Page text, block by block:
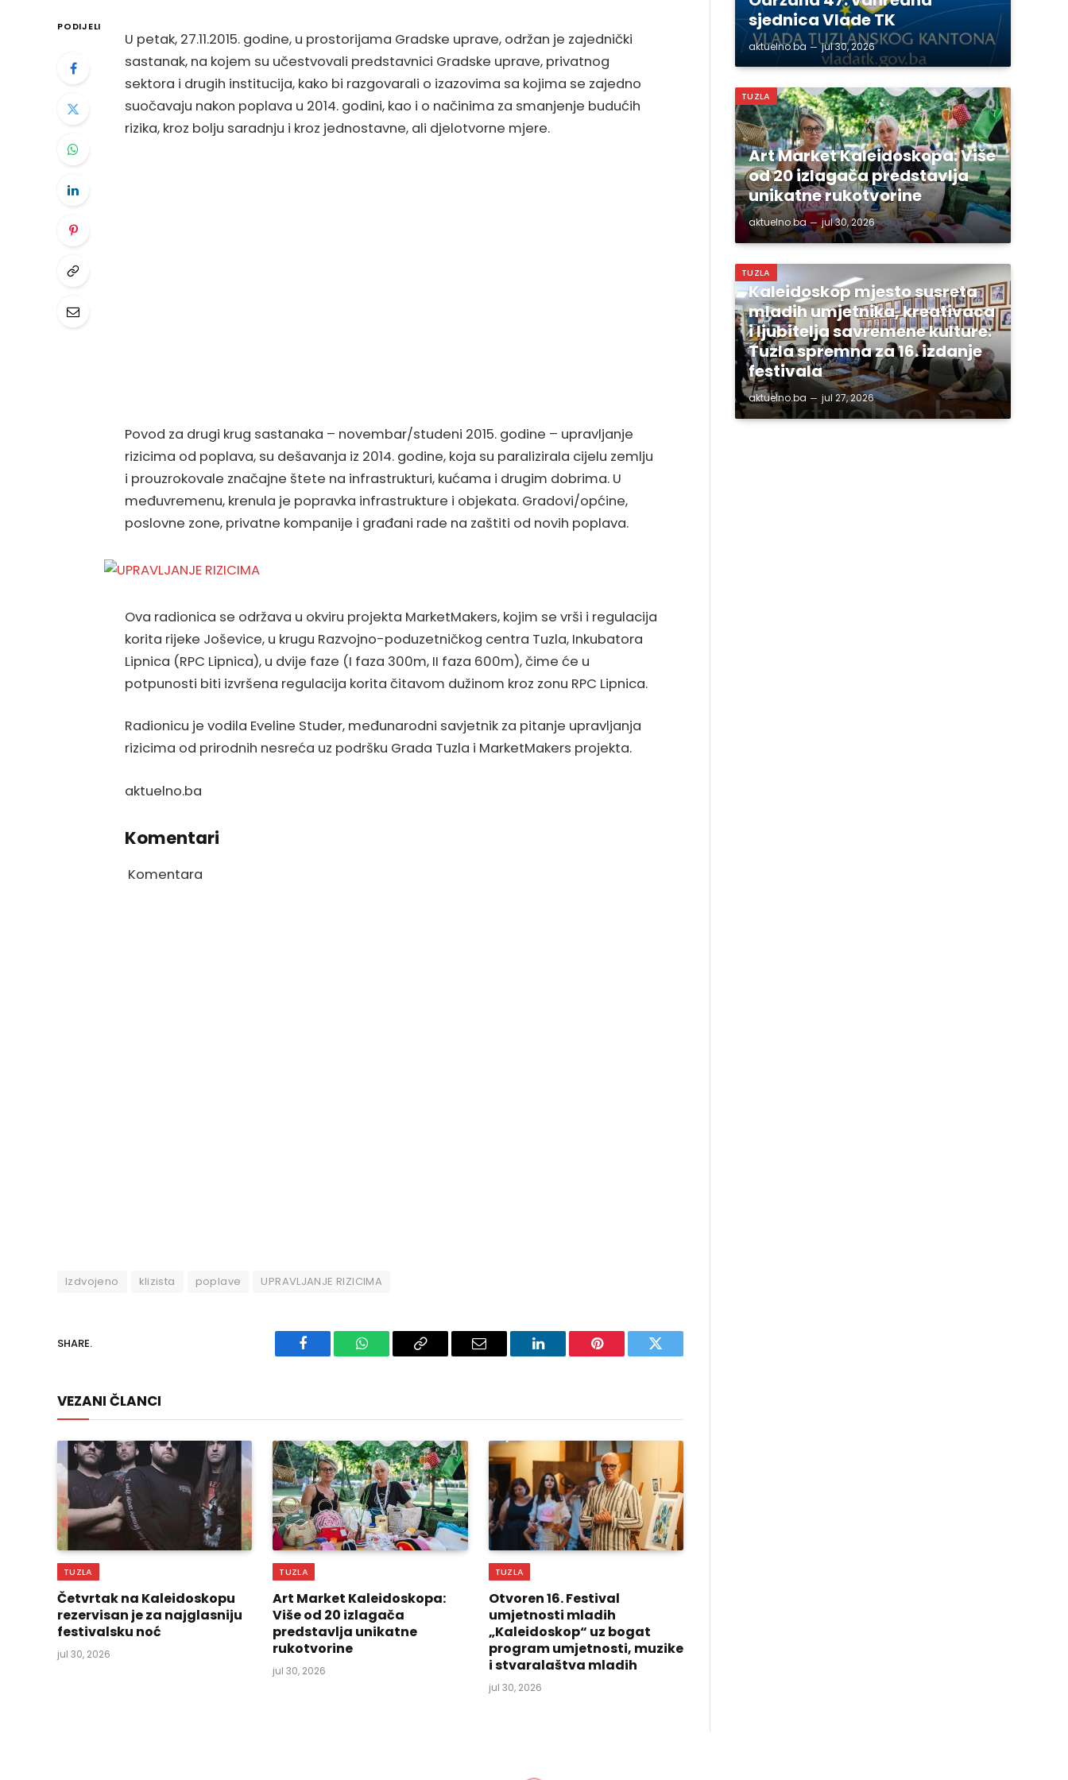
PODIJELI
U petak, 27.11.2015. godine, u prostorijama Gradske uprave, održan je zajednički
sastanak, na kojem su učestvovali predstavnici Gradske uprave, privatnog
sektora i drugih institucija, kako bi razgovarali o izazovima sa kojima se zajedno
suočavaju nakon poplava u 2014. godini, kao i o načinima za smanjenje budućih
rizika, kroz bolju saradnju i kroz jednostavne, ali djelotvorne mjere.
Povod za drugi krug sastanaka – novembar/studeni 2015. godine – upravljanje
rizicima od poplava, su dešavanja iz 2014. godine, koja su paralizirala cijelu zemlju
i prouzrokovale značajne štete na infrastrukturi, kućama i drugim dobrima. U
međuvremenu, krenula je popravka infrastrukture i objekata. Gradovi/općine,
poslovne zone, privatne kompanije i građani rade na zaštiti od novih poplava.
Ova radionica se održava u okviru projekta MarketMakers, kojim se vrši i regulacija
korita rijeke Joševice, u krugu Razvojno-poduzetničkog centra Tuzla, Inkubatora
Lipnica (RPC Lipnica), u dvije faze (I faza 300m, II faza 600m), čime će u
potpunosti biti izvršena regulacija korita čitavom dužinom kroz zonu RPC Lipnica.
Radionicu je vodila Eveline Studer, međunarodni savjetnik za pitanje upravljanja
rizicima od prirodnih nesreća uz podršku Grada Tuzla i MarketMakers projekta.
aktuelno.ba
Komentari
Komentara
Izdvojeno klizista poplave UPRAVLJANJE RIZICIMA
SHARE.
Facebook WhatsAppCopy
Email LinkedIn Pinterest Twitter
VEZANI ČLANCI
TUZLA
Četvrtak na Kaleidoskopu
rezervisan je za najglasniju
festivalsku noć
jul 30, 2026
TUZLA
Art Market Kaleidoskopa:
Više od 20 izlagača
predstavlja unikatne
rukotvorine
jul 30, 2026
TUZLA
Otvoren 16. Festival
umjetnosti mladih
„Kaleidoskop“ uz bogat
program umjetnosti, muzike
i stvaralaštva mladih
jul 30, 2026
sjednica Vlade TK
aktuelno.ba jul 30, 2026
TUZLA
Art Market Kaleidoskopa: Više
od 20 izlagača predstavlja
unikatne rukotvorine
aktuelno.ba jul 30, 2026
TUZLA
Kaleidoskop mjesto susreta
mladih umjetnika, kreativaca
i ljubitelja savremene kulture:
Tuzla spremna za 16. izdanje
festivala
aktuelno.ba jul 27, 2026